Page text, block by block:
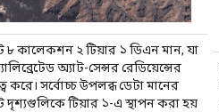
৮ কালেকশন ২ টিয়ার ১ ডিএন মান, যা
অ্যাট-সেন্সর রেডিয়েন্সের
করে। সর্বোচ্চ উপলব্ধ ডেটা মানের
দৃশ্যগুলিকে টিয়ার ১-এ স্থাপন করা হয়